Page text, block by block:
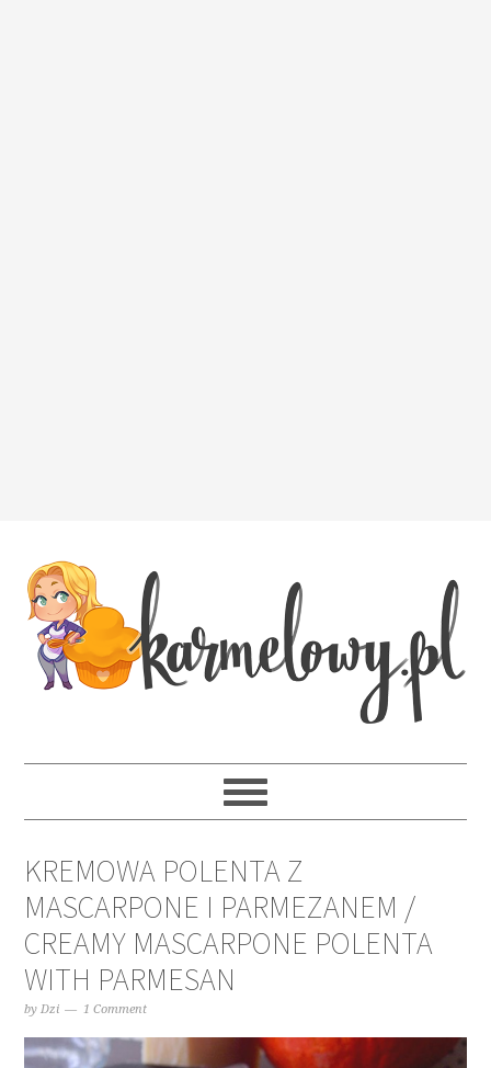
KREMOWA POLENTA Z
MASCARPONE I PARMEZANEM /
CREAMY MASCARPONE POLENTA
WITH PARMESAN
byDzi 1 Comment